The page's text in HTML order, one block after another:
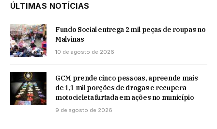
ÚLTIMAS NOTÍCIAS
Fundo Social entrega 2 mil peças de roupas no
Malvinas
10 de agosto de 2026
GCM prende cinco pessoas, apreende mais
de 1,1 mil porções de drogas e recupera
motocicleta furtada em ações no município
9 de agosto de 2026